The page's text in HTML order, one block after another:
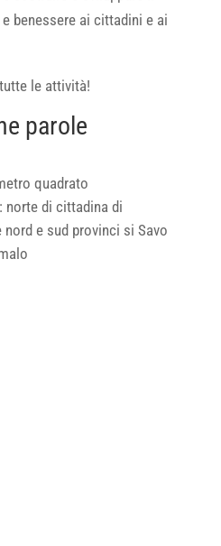
benessere ai cittadini e ai
le attività!
parole
quadrato
norte di cittadina di
e sud provinci si Savo